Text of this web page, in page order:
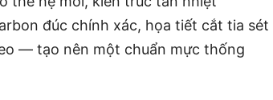
đúc chính xác, họa tiết cắt tia sét
— tạo nên một chuẩn mực thống